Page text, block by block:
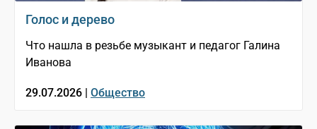
Голос и дерево
Что нашла в резьбе музыкант и педагог Галина
Иванова
29.07.2026 | Общество